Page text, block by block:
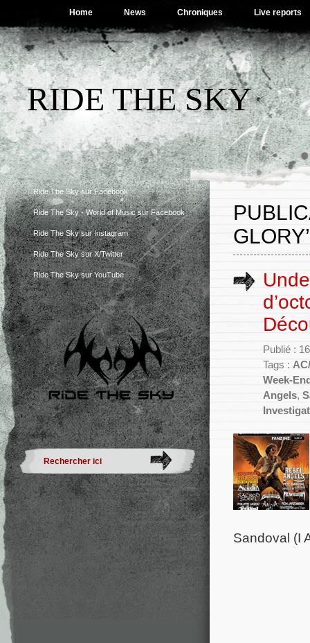
Home News Chroniques Live reports
RIDE THE SKY
Ride The Sky sur Facebook
Ride The Sky - World of Music sur Facebook
Ride The Sky sur Instagram
Ride The Sky sur X/Twitter
Ride The Sky sur YouTube
GLORY’
Publié :
Tags :
Week-
Angels,
Sandoval (I